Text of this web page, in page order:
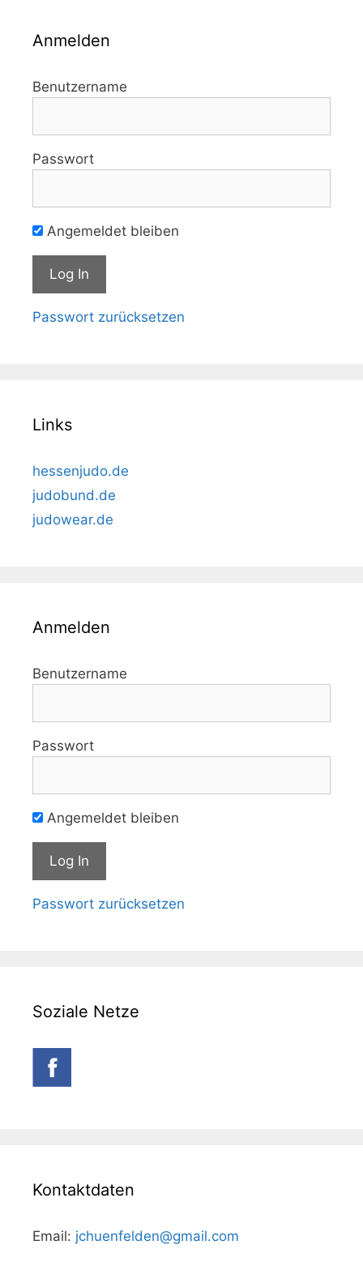
Anmelden
Benutzername
Passwort
Angemeldet bleiben
Passwort zurücksetzen
Links
hessenjudo.de
judobund.de
judowear.de
Anmelden
Benutzername
Passwort
Angemeldet bleiben
Passwort zurücksetzen
Soziale Netze
Kontaktdaten
Email: jchuenfelden@gmail.com